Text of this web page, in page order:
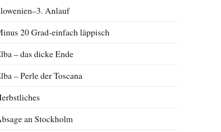
Anlauf
20 Grad-einfach läppisch
– das dicke Ende
– Perle der Toscana
an Stockholm